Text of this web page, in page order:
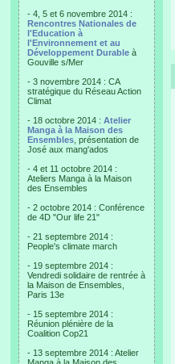
- 4, 5 et 6 novembre 2014 :
Rencontres Nationales de
l'Education à
l'Environnement et au
Développement Durable à
Gouville s/Mer
- 3 novembre 2014 : CA
stratégique du Réseau Action
Climat
- 18 octobre 2014 : Atelier
Manga à la Maison des
Ensembles , présentation de
José aux mang'ados
- 4 et 11 octobre 2014 :
Ateliers Manga à la Maison
des Ensembles
- 2 octobre 2014 : Conférence
de 4D "Our life 21"
- 21 septembre 2014 :
People's climate march
- 19 septembre 2014 :
Vendredi solidaire de rentrée à
la Maison de Ensembles,
Paris 13e
- 15 septembre 2014 :
Réunion plénière de la
Coalition Cop21
- 13 septembre 2014 : Atelier